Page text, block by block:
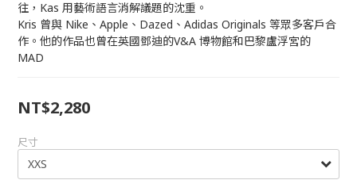
往，Kas 用藝術語言消解議題的沈重。
Kris 曾與 Nike、Apple、Dazed、Adidas Originals 等眾多客戶合
作。他的作品也曾在英國鄧迪的V&A 博物館和巴黎盧浮宮的
MAD
NT$2,280
尺寸